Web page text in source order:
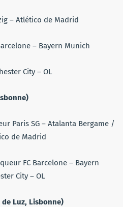
– Atlético de Madrid
– Bayern Munich
City – OL
Paris SG – Atalanta Bergame /
de Madrid
FC Barcelone – Bayern
City – OL
Luz, Lisbonne)